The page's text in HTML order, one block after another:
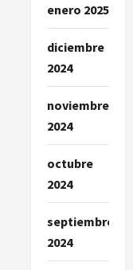
enero 2025
diciembre
2024
noviembre
2024
octubre
2024
septiembre
2024